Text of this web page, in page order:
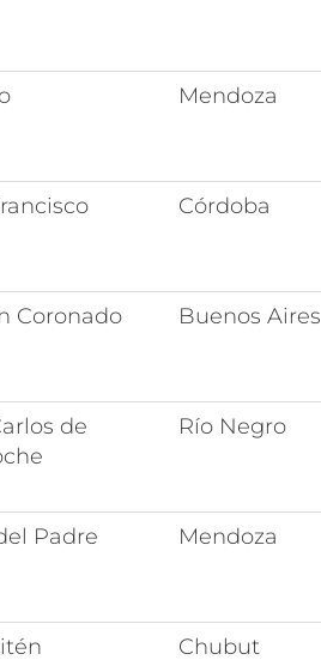
Mendoza
Córdoba
Coronado Buenos Aires
de
Río Negro
Padre Mendoza
Chubut